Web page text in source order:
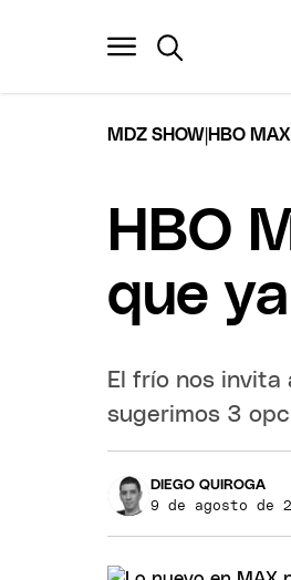
MDZ SHOW HBO MAX
HBO
que
El frío nos
sugerimos 3
DIEGO QUIROGA
9 de agosto de